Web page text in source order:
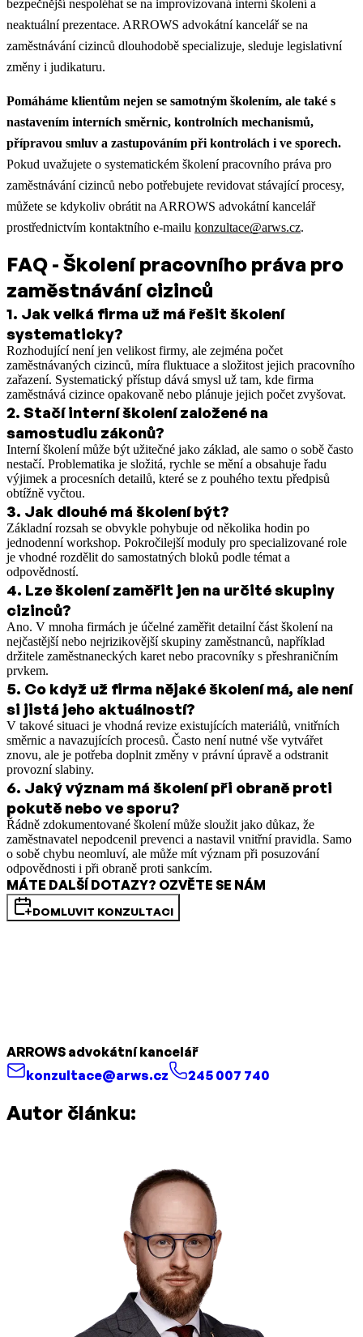
bezpečnější nespoléhat se na improvizovaná interní školení a
neaktuální prezentace. ARROWS advokátní kancelář se na
zaměstnávání cizinců dlouhodobě specializuje, sleduje legislativní
změny i judikaturu.
Pomáháme klientům nejen se samotným školením, ale také s
nastavením interních směrnic, kontrolních mechanismů,
přípravou smluv a zastupováním při kontrolách i ve sporech.
Pokud uvažujete o systematickém školení pracovního práva pro
zaměstnávání cizinců nebo potřebujete revidovat stávající procesy,
můžete se kdykoliv obrátit na ARROWS advokátní kancelář
prostřednictvím kontaktního e-mailu konzultace@arws.cz.
FAQ - Školení pracovního práva pro
zaměstnávání cizinců
1. Jak velká firma už má řešit školení
systematicky?
Rozhodující není jen velikost firmy, ale zejména počet
zaměstnávaných cizinců, míra fluktuace a složitost jejich pracovního
zařazení. Systematický přístup dává smysl už tam, kde firma
zaměstnává cizince opakovaně nebo plánuje jejich počet zvyšovat.
2. Stačí interní školení založené na
samostudiu zákonů?
Interní školení může být užitečné jako základ, ale samo o sobě často
nestačí. Problematika je složitá, rychle se mění a obsahuje řadu
výjimek a procesních detailů, které se z pouhého textu předpisů
obtížně vyčtou.
3. Jak dlouhé má školení být?
Základní rozsah se obvykle pohybuje od několika hodin po
jednodenní workshop. Pokročilejší moduly pro specializované role
je vhodné rozdělit do samostatných bloků podle témat a
odpovědností.
4. Lze školení zaměřit jen na určité skupiny
cizinců?
Ano. V mnoha firmách je účelné zaměřit detailní část školení na
nejčastější nebo nejrizikovější skupiny zaměstnanců, například
držitele zaměstnaneckých karet nebo pracovníky s přeshraničním
prvkem.
5. Co když už firma nějaké školení má, ale není
si jistá jeho aktuálností?
V takové situaci je vhodná revize existujících materiálů, vnitřních
směrnic a navazujících procesů. Často není nutné vše vytvářet
znovu, ale je potřeba doplnit změny v právní úpravě a odstranit
provozní slabiny.
6. Jaký význam má školení při obraně proti
pokutě nebo ve sporu?
Řádně zdokumentované školení může sloužit jako důkaz, že
zaměstnavatel nepodcenil prevenci a nastavil vnitřní pravidla. Samo
o sobě chybu neomluví, ale může mít význam při posuzování
odpovědnosti i při obraně proti sankcím.
MÁTE DALŠÍ DOTAZY? OZVĚTE SE NÁM
DOMLUVIT KONZULTACI
ARROWS advokátní kancelář
konzultace@arws.cz
245 007 740
Autor článku: